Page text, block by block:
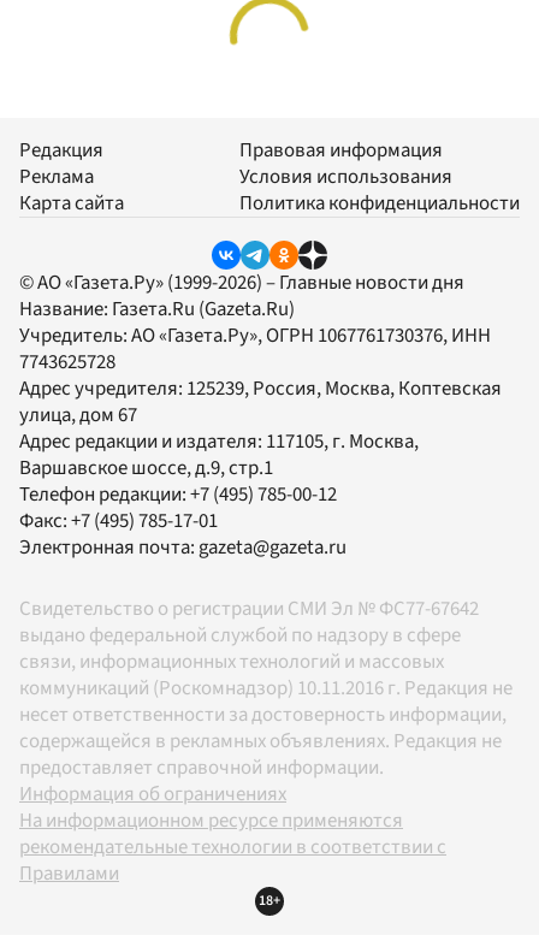
Редакция
Реклама
Карта сайта
Правовая информация
Условия использования
Политика конфиденциальности
© АО «Газета.Ру» (1999-2026) – Главные новости дня
Название: Газета.Ru (Gazeta.Ru)
Учредитель:АО «Газета.Ру», ОГРН 1067761730376, ИНН
7743625728
Адрес учредителя: 125239, Россия, Москва, Коптевская
улица, дом 67
Адрес редакции и издателя: 117105, г. Москва,
Варшавское шоссе, д.9, стр.1
Телефон редакции:+7 (495) 785-00-12
Факс:+7 (495) 785-17-01
Электронная почта:gazeta@gazeta.ru
Свидетельство о регистрации СМИ Эл № ФС77-67642
выдано федеральной службой по надзору в сфере
связи, информационных технологий и массовых
коммуникаций (Роскомнадзор) 10.11.2016 г. Редакция не
несет ответственности за достоверность информации,
содержащейся в рекламных объявлениях. Редакция не
предоставляет справочной информации.
Информация об ограничениях
На информационном ресурсе применяются
рекомендательные технологии в соответствии с
Правилами
18+